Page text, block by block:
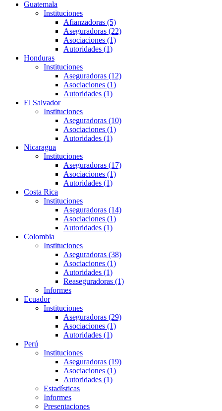
Guatemala
Instituciones
Afianzadoras (5)
Aseguradoras (22)
Asociaciones (1)
Autoridades (1)
Honduras
Instituciones
Aseguradoras (12)
Asociaciones (1)
Autoridades (1)
El Salvador
Instituciones
Aseguradoras (10)
Asociaciones (1)
Autoridades (1)
Nicaragua
Instituciones
Aseguradoras (17)
Asociaciones (1)
Autoridades (1)
Costa Rica
Instituciones
Aseguradoras (14)
Asociaciones (1)
Autoridades (1)
Colombia
Instituciones
Aseguradoras (38)
Asociaciones (1)
Autoridades (1)
Reaseguradoras (1)
Informes
Ecuador
Instituciones
Aseguradoras (29)
Asociaciones (1)
Autoridades (1)
Perú
Instituciones
Aseguradoras (19)
Asociaciones (1)
Autoridades (1)
Estadísticas
Informes
Presentaciones